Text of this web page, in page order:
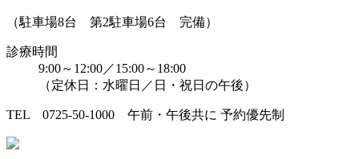
（駐車場8台 第2駐車場6台 完備）
診療時間
9:00～12:00／15:00～18:00
（定休日：水曜日／日・祝日の午後）
TEL 0725-50-1000 午前・午後共に 予約優先制